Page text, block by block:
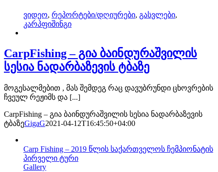
ვიდეო, რეპორტები/დღიურები, გასვლები,
კარპფიშინგი
CarpFishing – გია ბაინდურაშვილის
სესია ნადარბაზევის ტბაზე
მოგესალმებით , მას შემდეგ რაც დავუბრუნდი ცხოვრების
ჩვეულ რეჟიმს და [...]
CarpFishing – გია ბაინდურაშვილის სესია ნადარბაზევის
ტბაზეGigaG2021-04-12T16:45:50+04:00
Carp Fishing – 2019 წლის საქართველოს ჩემპიონატის
პირველი ტური
Gallery